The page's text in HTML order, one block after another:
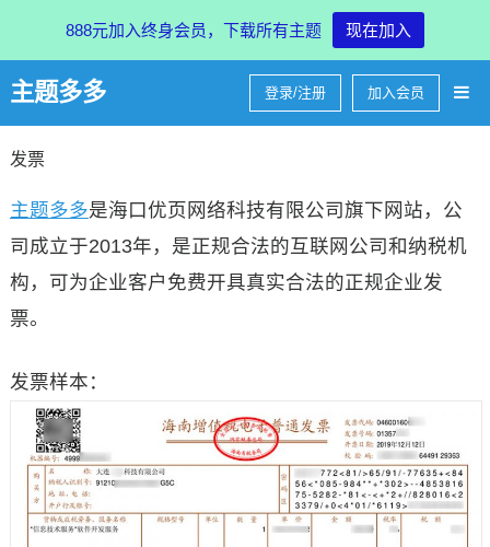
主题多多 登录/注册 加入会员
发票
主题多多是海口优页网络科技有限公司旗下网站，公
司成立于2013年，是正规合法的互联网公司和纳税机
构，可为企业客户免费开具真实合法的正规企业发
票。
发票样本：
888元加入终身会员，下载所有主题 现在加入